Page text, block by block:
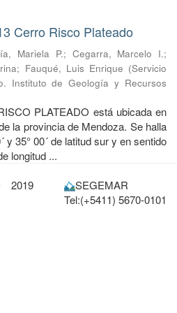
Cerro Risco Plateado
Mariela P.; Cegarra, Marcelo I.;
; Fauqué, Luis Enrique (Servicio
Instituto de Geología y Recursos
PLATEADO está ubicada en
la provincia de Mendoza. Se halla
y 35° 00´ de latitud sur y en sentido
longitud ...
2019
SEGEMAR
Tel:(+5411) 5670-0101